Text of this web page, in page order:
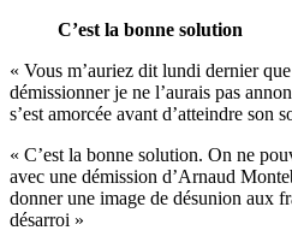
C’est la bonne solution
« Vous m’auriez dit lundi dernier
démissionner je ne l’aurais pas
s’est amorcée avant d’atteindre son
« C’est la bonne solution. On ne
avec une démission d’Arnaud
donner une image de désunion aux
désarroi »